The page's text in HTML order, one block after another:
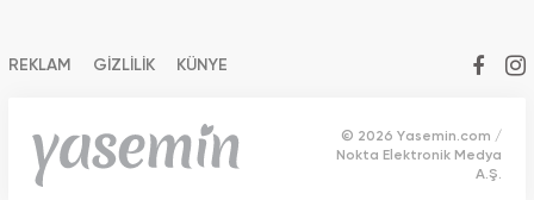
REKLAM GİZLİLİK KÜNYE
© 2026 Yasemin.com /
Nokta Elektronik Medya
A.Ş.